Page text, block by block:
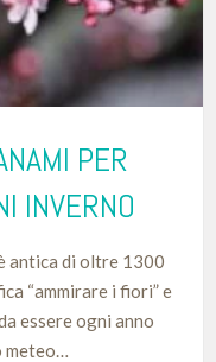
PER
INVERNO
antica di oltre 1300
“ammirare i fiori” e
essere ogni anno
meteo…